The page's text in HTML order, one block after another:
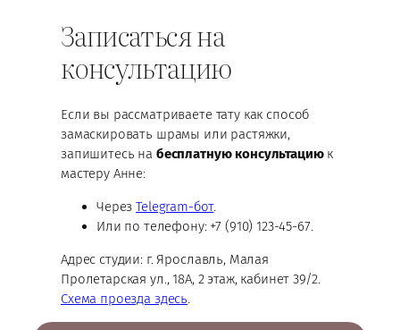
Записаться на
консультацию
Если вы рассматриваете тату как способ
замаскировать шрамы или растяжки,
запишитесь на бесплатную консультациюк
мастеру Анне:
ЧерезTelegram-бот.
Или по телефону: +7 (910) 123-45-67.
Адрес студии: г. Ярославль, Малая
Пролетарская ул., 18А, 2 этаж, кабинет 39/2.
Схема проезда здесь.